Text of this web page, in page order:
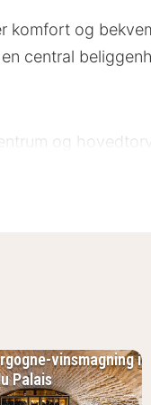
komfort og
central
og
kendt for sin
vinsmagning i
Palais